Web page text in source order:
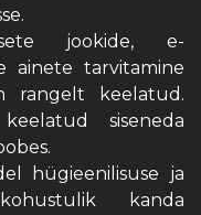
jookide, e-
ainete tarvitamine
rangelt keelatud.
siseneda
hügieenilisuse ja
kanda